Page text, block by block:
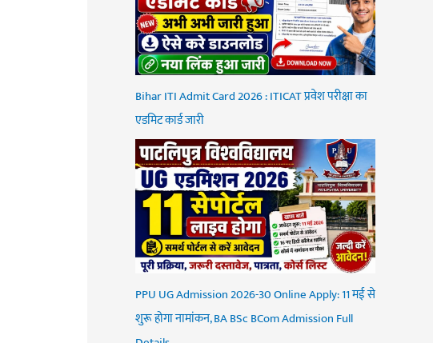
Bihar ITI Admit Card 2026 : ITICAT प्रवेश परीक्षा का
एडमिट कार्ड जारी
PPU UG Admission 2026-30 Online Apply: 11 मई से
शुरू होगा नामांकन, BA BSc BCom Admission Full